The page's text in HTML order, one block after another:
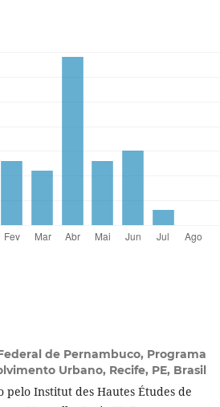
de Pernambuco, Programa
Urbano, Recife, PE, Brasil
Institut des Hautes Études de